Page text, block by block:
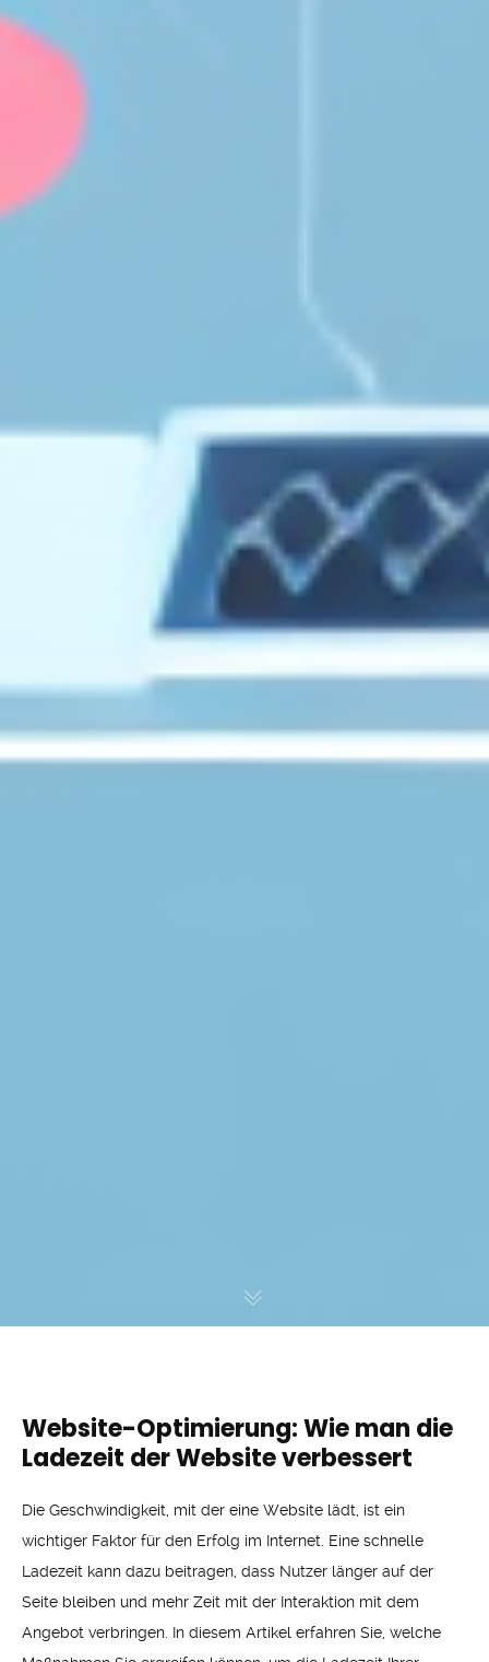
Website-Optimierung: Wie man die
Ladezeit der Website verbessert
Die Geschwindigkeit, mit der eine Website lädt, ist ein
wichtiger Faktor für den Erfolg im Internet. Eine schnelle
Ladezeit kann dazu beitragen, dass Nutzer länger auf der
Seite bleiben und mehr Zeit mit der Interaktion mit dem
Angebot verbringen. In diesem Artikel erfahren Sie, welche